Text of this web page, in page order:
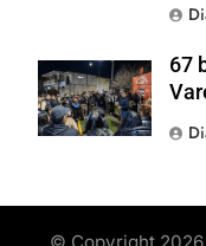
67
© Copyright 2026